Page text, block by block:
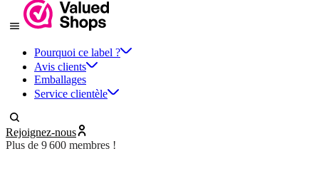
Pourquoi ce label ?
Avis clients
Emballages
Service clientèle
Rejoignez-nous
Plus de 9 600 membres !